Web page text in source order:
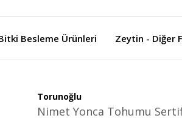
Besleme Ürünleri Zeytin - Diğer
Torunoğlu
Nimet Yonca Tohumu